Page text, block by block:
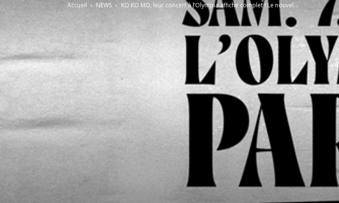
Accueil NEWS KO KO MO, leur concert à l’Olympia affiche complet ! Le nouvel...